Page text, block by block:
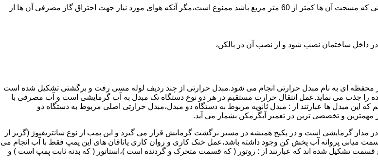
نصب وسایل گاز سوز پر مصرف مانند آبگرمکن در واحدهای مسکونی و غیر مسکونی که مسحت آن ها کمتر از 60 متر مربع باشد ممنوع است،مگر آنکه هوای مورد نیاز جهت احتراق گاز مصرفی آن ها از
داخل ساختمان نصب شود و از نصب آن در بالکن،
ای به نام مبدل حرارتی انجام می شود.مبدل حرارتی از چند ردیف لوله مسی رفت و برگشتی تشکیل شده است
را جذب می نماید.عمل انتقال حرارت مستقیم در هر دو نوع دستگاه تک مبدل به آب گرمایشی است و آب مصرفی با
مبدل ها عبارتند از : مبدل ثانویه مربوط به دستگاه دو مبدل،مبدل حرارتی اصلی مربوط به دستگاه دو
و تخصصی ترین در تعمیر آبگرمکن بشمار می آید.
مدار گرمایشی است و در پکیج همیشه در مسیر برگشت گرمایش قرار می گیرد و این پمپ از نوع سانتریفیوژ (گریز از
است آب در قسمت میانی پروانه آب پخش کن وجود داشته باشد،عمل خنک کاری و روان کاری یاتاقان های این پمپ فقط با آب انجام می
قسمت تشکیل شده اند که عبارتند از : روتور ( که قسمت متحرک و گردنده است )،استاتور ( که بدنه ثابت پمپ است ) و